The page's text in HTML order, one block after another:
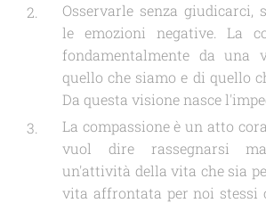
Osservarle senza giudicarci,
le emozioni negative. La
fondamentalmente da una
quello che siamo e di quello
Da questa visione nasce
La compassione è un atto
vuol dire rassegnarsi
un'attività della vita che sia
vita affrontata per noi stessi